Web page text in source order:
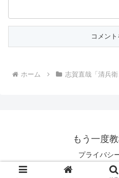
ホーム 志賀直哉「清兵衛
もう一度
プライバシ
© 2018 もう一